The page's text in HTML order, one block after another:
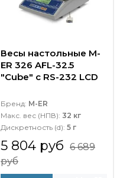
Весы настольные M-
ER 326 AFL-32.5
"Cube" c RS-232 LCD
Бренд: M-ER
Макс. вес (НПВ): 32 кг
Дискретность (d): 5 г
5 804 руб 6 689
руб